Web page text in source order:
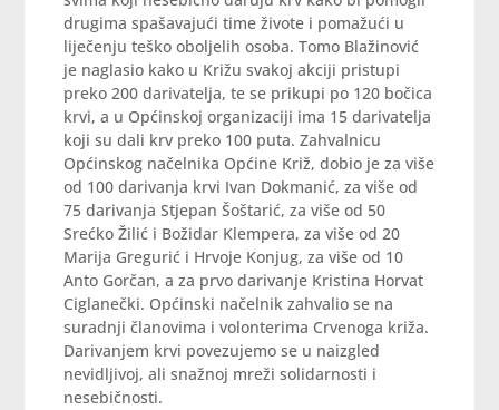
drugima spašavajući time živote i pomažući u
liječenju teško oboljelih osoba. Tomo Blažinović
je naglasio kako u Križu svakoj akciji pristupi
preko 200 darivatelja, te se prikupi po 120 bočica
krvi, a u Općinskoj organizaciji ima 15 darivatelja
koji su dali krv preko 100 puta. Zahvalnicu
Općinskog načelnika Općine Križ, dobio je za više
od 100 darivanja krvi Ivan Dokmanić, za više od
75 darivanja Stjepan Šoštarić, za više od 50
Srećko Žilić i Božidar Klempera, za više od 20
Marija Gregurić i Hrvoje Konjug, za više od 10
Anto Gorčan, a za prvo darivanje Kristina Horvat
Ciglanečki. Općinski načelnik zahvalio se na
suradnji članovima i volonterima Crvenoga križa.
Darivanjem krvi povezujemo se u naizgled
nevidljivoj, ali snažnoj mreži solidarnosti i
nesebičnosti.